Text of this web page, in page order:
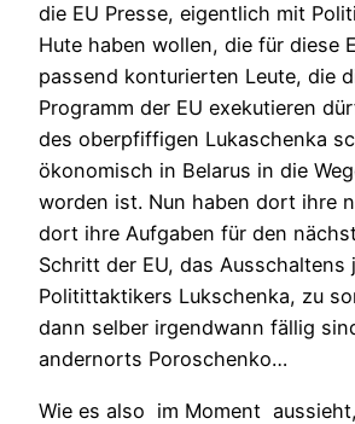
die EU Presse, eigentlich mit
Hute haben wollen, die für diese
passend konturierten Leute, die
Programm der EU exekutieren
des oberpfiffigen Lukaschenka
ökonomisch in Belarus in die
worden ist. Nun haben dort ihre
dort ihre Aufgaben für den
Schritt der EU, das Ausschaltens
Politittaktikers Lukschenka, zu
dann selber irgendwann fällig
andernorts Poroschenko…
Wie es also im Moment